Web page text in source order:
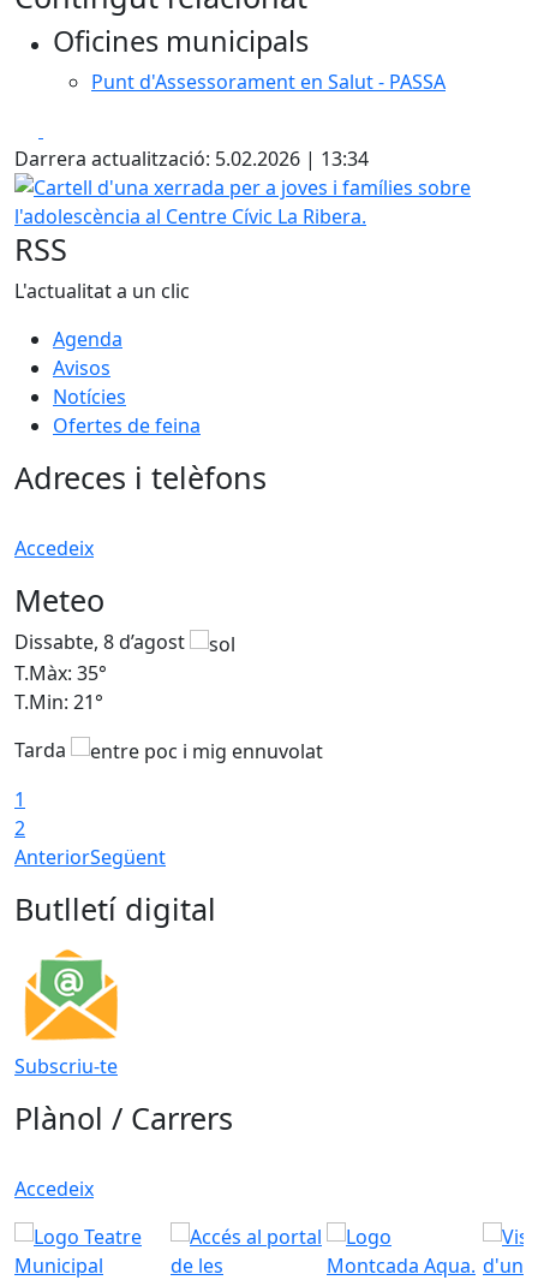
+
−Oficines municipals
Punt d'Assessorament en Salut - PASSA
Darrera actualització: 5.02.2026 | 13:34
Cartell d'una xerrada per a joves i famílies sobre
RSS
L'actualitat a un clic
Agenda
Avisos
Notícies
Ofertes de feina
Adreces i telèfons
Accedeix
Meteo
Dissabte, 8 d’agost
T.Màx: 35°
T.Min: 21°
Tarda
1
2
AnteriorSegüent
Butlletí digital
Subscriu-te
Plànol / Carrers
Accedeix